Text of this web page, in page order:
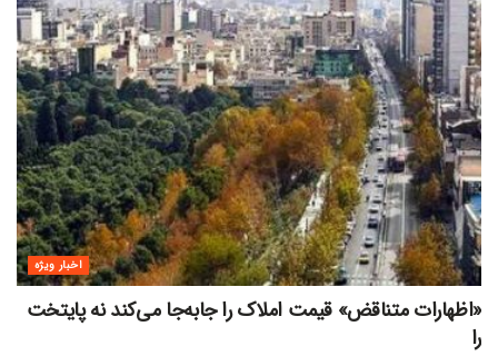
اخبار ویژه
«اظهارات متناقض» قیمت‌ املاک را جابه‌جا می‌کند نه پایتخت
را